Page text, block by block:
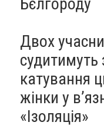
Двох
судитимуть
катування
жінки у
«Ізоляція»